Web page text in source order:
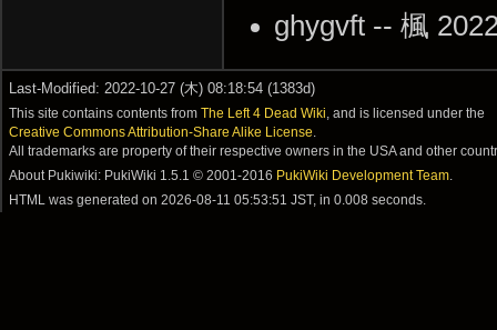
ghygvft -- 楓
Last-Modified: 2022-10-27 (木) 08:18:54 (1383d)
This site contains contents fromThe Left 4 Dead Wiki , and is licensed under the
Creative Commons Attribution-Share Alike License
All trademarks are property of their respective owners in the USA and other
About Pukiwiki: PukiWiki 1.5.1 © 2001-2016 PukiWiki Development Team
HTML was generated on2026-08-11 05:53:51 JST, in 0.008 seconds.